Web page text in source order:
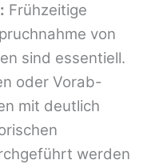
Frühzeitige
von
sind essentiell.
oder Vorab-
mit deutlich
werden